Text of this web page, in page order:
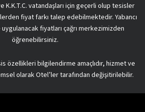
K.K.T.C. vatandaşları için geçerli olup tesisler
fiyat farkı talep edebilmektedir. Yabancı
fiyatları çağrı merkezimizden
öğrenebilirsiniz.
özellikleri bilgilendirme amaçlıdır, hizmet ve
olarak Otel’ler tarafından değişitirilebilir.